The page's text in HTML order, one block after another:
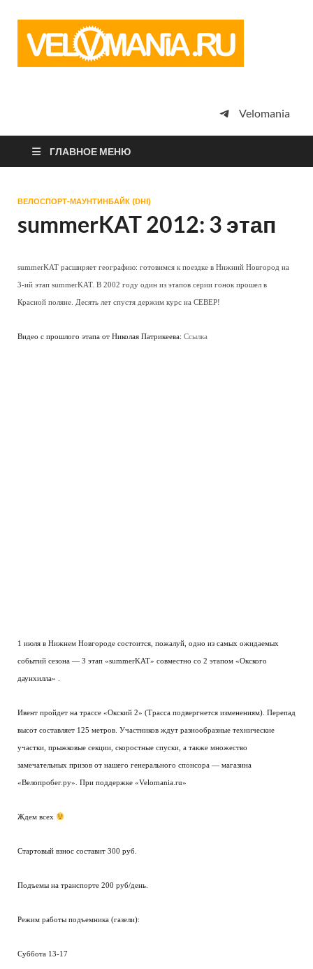
просто
Velomania
ГЛАВНОЕ МЕНЮ
ВЕЛОСПОРТ-МАУНТИНБАЙК (DHI)
summerKAT 2012: 3 этап
summerKAT расширяет географию: готовимся к поездке в Нижний Новгород на
3-ий этап summerKAT. В 2002 году один из этапов серии гонок прошел в
Красной поляне. Десять лет спустя держим курс на СЕВЕР!
Видео с прошлого этапа от Николая Патрикеева: Ссылка
1 июля в Нижнем Новгороде состоится, пожалуй, одно из самых ожидаемых
событий сезона — 3 этап «summerKAT» совместно со 2 этапом «Окского
даунхилла» .
Ивент пройдет на трассе «Окский 2» (Трасса подвергнется изменениям). Перепад
высот составляет 125 метров. Участников ждут разнообразные технические
участки, прыжковые секции, скоростные спуски, а также множество
замечательных призов от нашего генерального спонсора — магазина
«Велопробег.ру». При поддержке «Velomania.ru»
Ждем всех
Стартовый взнос составит 300 руб.
Подъемы на транспорте 200 руб/день.
Режим работы подъемника (газели):
Суббота 13-17